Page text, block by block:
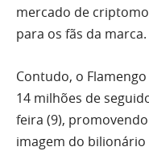
mercado de
para os fãs da marca.
Contudo, o
14 milhões de
feira (9),
imagem do bilionário